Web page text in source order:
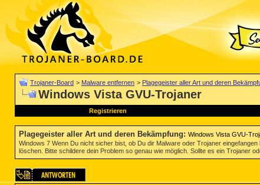
Trojaner-Board > Malware entfernen > Plagegeister aller Art und deren
Windows Vista GVU-Trojaner
Registrieren
Plagegeister aller Art und deren Bekämpfung: Windows Vista GVU-
Windows 7 Wenn Du nicht sicher bist, ob Du dir Malware oder Trojaner
löschen. Bitte schildere dein Problem so genau wie möglich. Sollte es ein Trojaner